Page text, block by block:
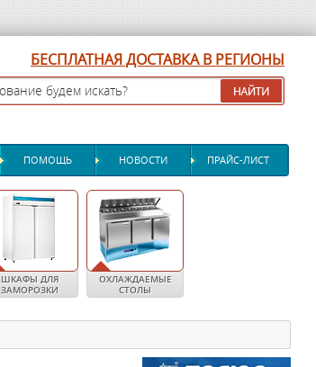
БЕСПЛАТНАЯ ДОСТАВКА В РЕГИОНЫ
ПОМОЩЬ НОВОСТИ ПРАЙС-ЛИСТ
ШКАФЫ ДЛЯ
ЗАМОРОЗКИ
ОХЛАЖДАЕМЫЕ
СТОЛЫ